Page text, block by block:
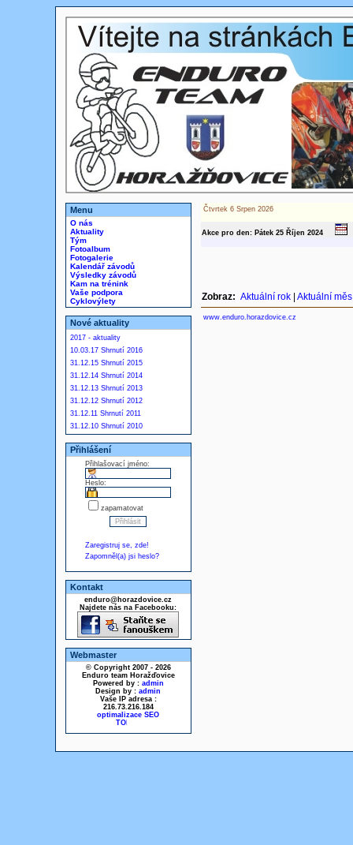
Menu
O nás
Aktuality
Tým
Fotoalbum
Fotogalerie
Kalendář závodů
Výsledky závodů
Kam na trénink
Vaše podpora
Cyklovýlety
Nové aktuality
2017 - aktuality
10.03.17 Shrnutí 2016
31.12.15 Shrnutí 2015
31.12.14 Shrnutí 2014
31.12.13 Shrnutí 2013
31.12.12 Shrnutí 2012
31.12.11 Shrnutí 2011
31.12.10 Shrnutí 2010
Přihlášení
Přihlašovací jméno:
Heslo:
zapamatovat
Zaregistruj se, zde!
Zapomněl(a) jsi heslo?
Kontakt
enduro@horazdovice.cz
Najdete nás na Facebooku:
Webmaster
© Copyright 2007 - 2026
Enduro team Horažďovice
Powered by : admin
Design by : admin
Vaše IP adresa :
216.73.216.184
optimalizace SEO
Čtvrtek 6 Srpen 2026
Akce pro den: Pátek 25 Říjen 2024
Zobraz: Aktuální rok| Aktuální
www.enduro.horazdovice.cz